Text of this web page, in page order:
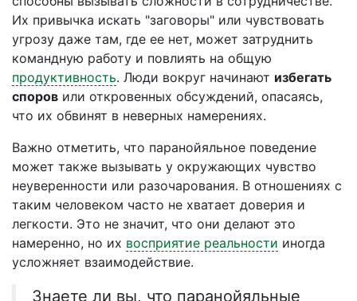
Их привычка искать "заговоры" или чувствовать
угрозу даже там, где ее нет, может затруднить
командную работу и повлиять на общую
продуктивность. Люди вокруг начинают избегать
споров или откровенных обсуждений, опасаясь,
что их обвинят в неверных намерениях.
Важно отметить, что паранойяльное поведение
может также вызывать у окружающих чувство
неуверенности или разочарования. В отношениях с
таким человеком часто не хватает доверия и
легкости. Это не значит, что они делают это
намеренно, но их восприятие реальности иногда
усложняет взаимодействие.
Знаете ли вы, что паранойяльные